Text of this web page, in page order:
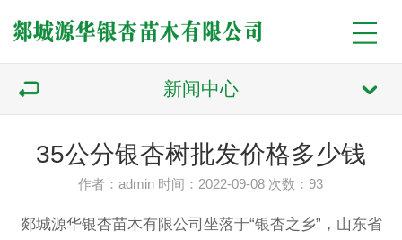
新闻中心
35公分银杏树批发价格多少钱
作者：admin 时间：2022-09-08 次数： 93
郯城源华银杏苗木有限公司坐落于“银杏之乡”，山东省